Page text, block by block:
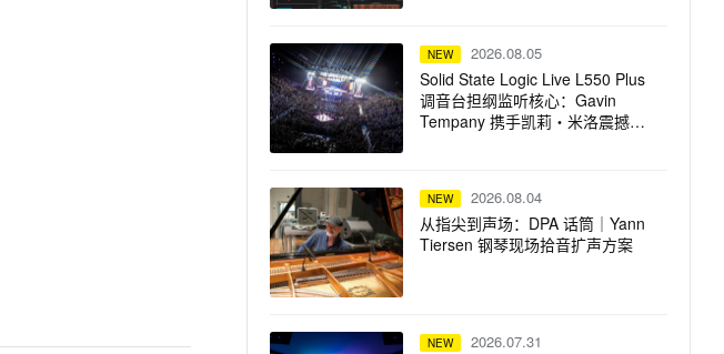
NEW 2026.08.05
Solid State Logic Live L550 Plus
调音台担纲监听核心：Gavin
Tempany 携手凯莉・米洛震撼巡
NEW 2026.08.04
从指尖到声场：DPA 话筒｜Yann
Tiersen 钢琴现场拾音扩声方案
NEW 2026.07.31